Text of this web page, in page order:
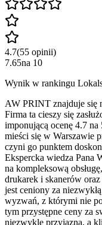
4.7(55 opinii)
7.65na 10
Wynik w rankingu
AW PRINT znajduje się
Firma ta cieszy się
imponującą ocenę 4.7
mieści się w Warszawie
czyni go punktem
Ekspercka wiedza Pana
na kompleksową
drukarek i skanerów oraz
jest ceniony za
wyzwań, z którymi nie
tym przystępne ceny za
niezwykle przyjazna, a